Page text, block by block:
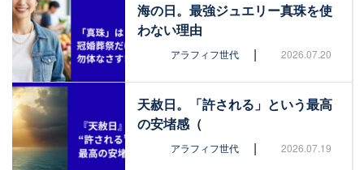
海の日。最強ジュエリー真珠を使
わない理由
アラフィフ世代 | 2026.07.20
天赦日。「許される」という最高
の安堵感（
アラフィフ世代 | 2026.07.19